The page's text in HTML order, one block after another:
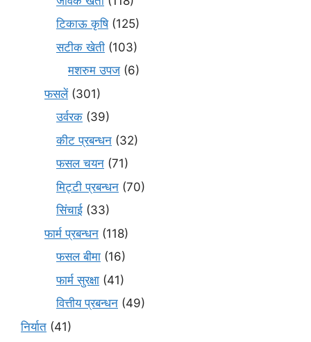
टिकाऊ कृषि(125)
सटीक खेती (103)
मशरुम उपज (6)
फसलें(301)
उर्वरक (39)
कीट प्रबन्धन (32)
फसल चयन (71)
मि‌ट्टी प्रबन्धन (70)
सिंचाई (33)
फार्म प्रबन्धन (118)
फसल बीमा (16)
फार्म सुरक्षा (41)
वित्तीय प्रबन्धन (49)
निर्यात (41)